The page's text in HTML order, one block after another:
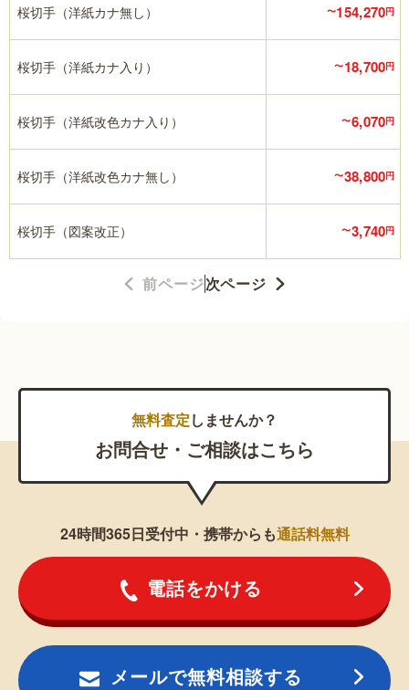
桜切手（洋紙カナ無し） 〜154,270円
桜切手（洋紙カナ入り） 〜18,700円
桜切手（洋紙改色カナ入り） 〜6,070円
桜切手（洋紙改色カナ無し） 〜38,800円
桜切手（図案改正） 〜3,740円
前ページ次ページ
無料査定しませんか？
お問合せ・ご相談はこちら
24時間365日受付中・携帯からも通話料無料
電話をかける
メールで無料相談する